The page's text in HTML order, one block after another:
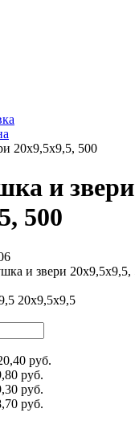
20x9,5x9,5, 500
и звери
500
20x9,5x9,5
руб.
руб.
руб.
руб.